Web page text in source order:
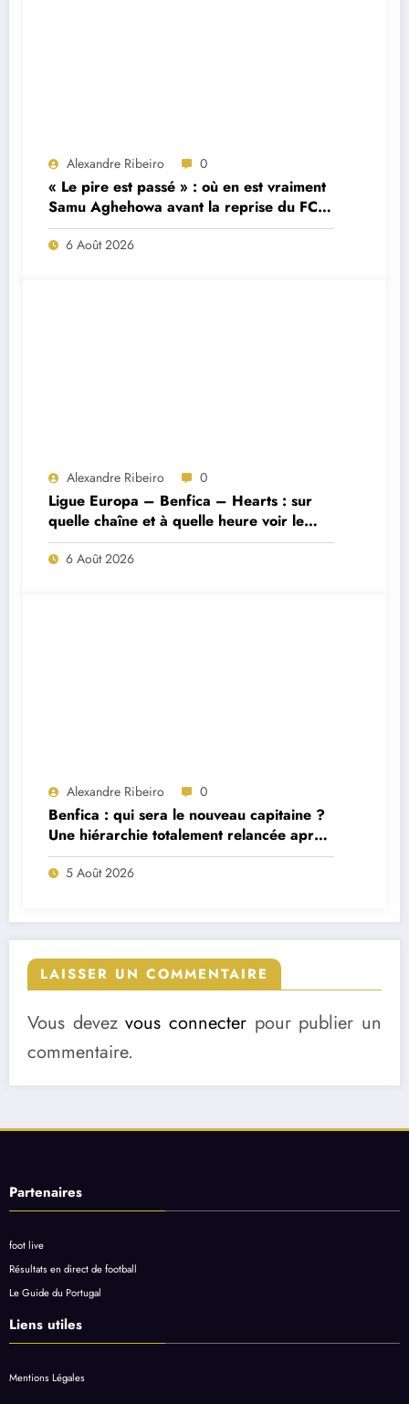
Alexandre Ribeiro 0
« Le pire est passé » : où en est vraiment
Samu Aghehowa avant la reprise du FC
Porto ?
6 Août 2026
Alexandre Ribeiro 0
Ligue Europa – Benfica – Hearts : sur
quelle chaîne et à quelle heure voir le
match ?
6 Août 2026
Alexandre Ribeiro 0
Benfica : qui sera le nouveau capitaine ?
Une hiérarchie totalement relancée après
deux départs majeurs
5 Août 2026
LAISSER UN COMMENTAIRE
Vous devezvous connecter pour publier un
commentaire.
Partenaires
foot live
Résultats en direct de football
Le Guide du Portugal
Liens utiles
Mentions Légales